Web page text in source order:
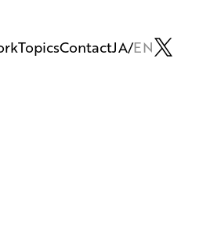
TopicsContactJA EN